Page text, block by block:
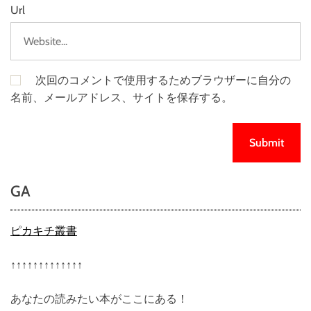
Url
次回のコメントで使用するためブラウザーに自分の
名前、メールアドレス、サイトを保存する。
GA
ピカキチ叢書
↑↑↑↑↑↑↑↑↑↑↑↑↑
あなたの読みたい本がここにある！